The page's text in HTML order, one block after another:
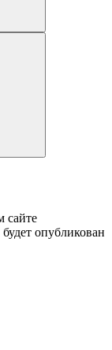
сайте
опубликован